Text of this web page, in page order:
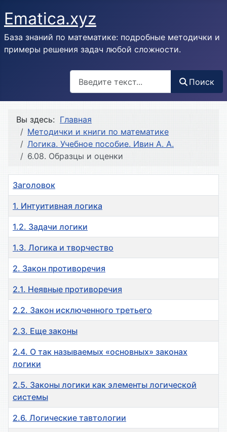
Ematica.xyz
База знаний по математике: подробные методички и
примеры решения задач любой сложности.
Поиск
Вы здесь: Главная
Методички и книги по математике
Логика. Учебное пособие. Ивин А. А.
6.08. Образцы и оценки
Заголовок
1. Интуитивная логика
1.2. Задачи логики
1.3. Логика и творчество
2. Закон противоречия
2.1. Неявные противоречия
2.2. Закон исключенного третьего
2.3. Еще законы
2.4. О так называемых «основных» законах
логики
2.5. Законы логики как элементы логической
системы
2.6. Логические тавтологии